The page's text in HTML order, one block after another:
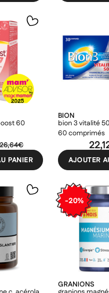
60
26,64€
PANIER
BION
bion 3 vitalité
60 comprimés
AJOUTER
-20%
GRANIONS